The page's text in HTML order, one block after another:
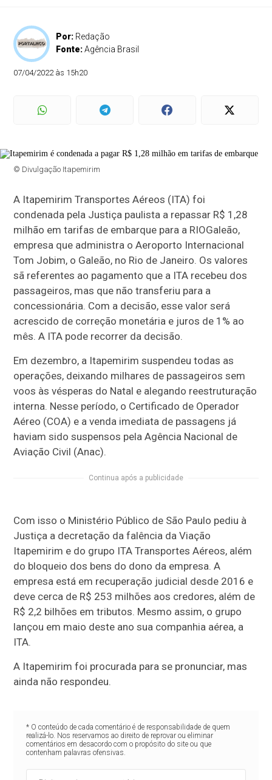
Por: Redação
Fonte:Agência Brasil
07/04/2022 às 15h20
© Divulgação Itapemirim
A Itapemirim Transportes Aéreos (ITA) foi
condenada pela Justiça paulista a repassar R$ 1,28
milhão em tarifas de embarque para a RIOGaleão,
empresa que administra o Aeroporto Internacional
Tom Jobim, o Galeão, no Rio de Janeiro. Os valores
sã referentes ao pagamento que a ITA recebeu dos
passageiros, mas que não transferiu para a
concessionária. Com a decisão, esse valor será
acrescido de correção monetária e juros de 1% ao
mês. A ITA pode recorrer da decisão.
Em dezembro, a Itapemirim suspendeu todas as
operações, deixando milhares de passageiros sem
voos às vésperas do Natal e alegando reestruturação
interna. Nesse período, o Certificado de Operador
Aéreo (COA) e a venda imediata de passagens já
haviam sido suspensos pela Agência Nacional de
Aviação Civil (Anac).
Continua após a publicidade
Com isso o Ministério Público de São Paulo pediu à
Justiça a decretação da falência da Viação
Itapemirim e do grupo ITA Transportes Aéreos, além
do bloqueio dos bens do dono da empresa. A
empresa está em recuperação judicial desde 2016 e
deve cerca de R$ 253 milhões aos credores, além de
R$ 2,2 bilhões em tributos. Mesmo assim, o grupo
lançou em maio deste ano sua companhia aérea, a
ITA.
A Itapemirim foi procurada para se pronunciar, mas
ainda não respondeu.
* O conteúdo de cada comentário é de responsabilidade de quem
realizá-lo. Nos reservamos ao direito de reprovar ou eliminar
comentários em desacordo com o propósito do site ou que
contenham palavras ofensivas.